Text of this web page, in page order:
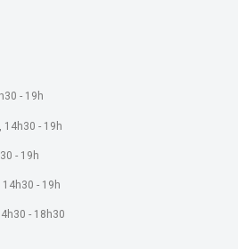
- 19h
14h30 - 19h
- 19h
14h30 - 19h
- 18h30